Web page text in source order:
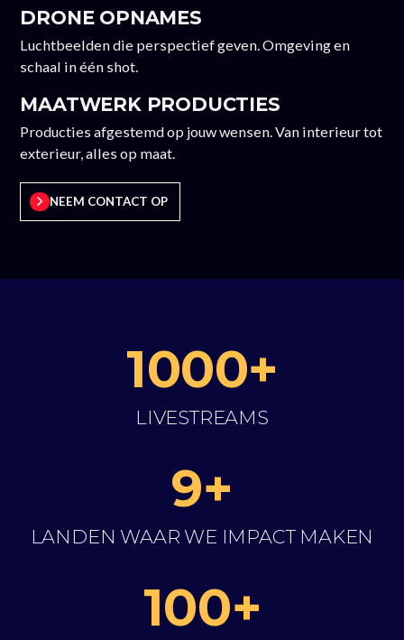
DRONE OPNAMES
Luchtbeelden die perspectief geven. Omgeving en
schaal in één shot.
MAATWERK PRODUCTIES
Producties afgestemd op jouw wensen. Van interieur tot
exterieur, alles op maat.
NEEM CONTACT OP
1000+
LIVESTREAMS
9+
LANDEN WAAR WE IMPACT MAKEN
100+